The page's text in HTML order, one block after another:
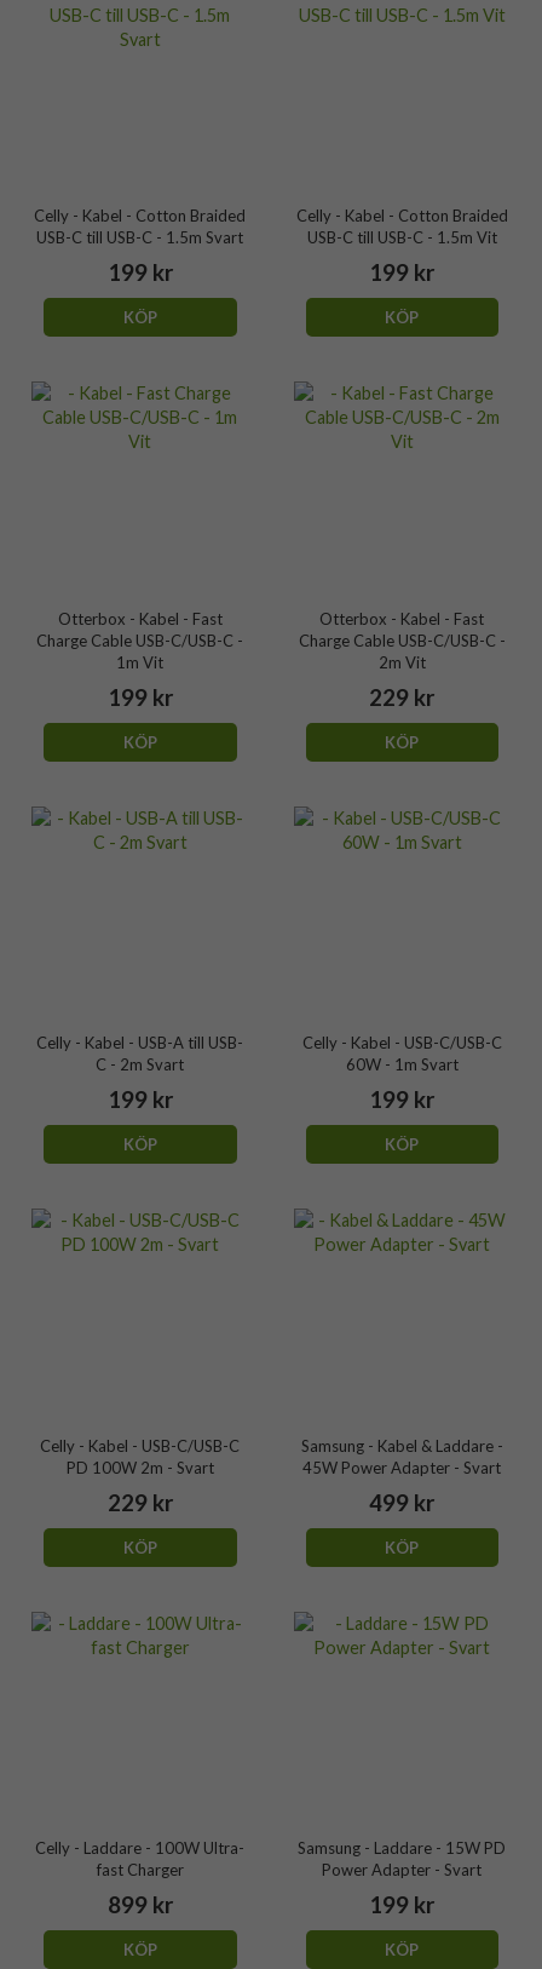
Celly - Kabel - Cotton Braided
USB-C till USB-C - 1.5m Svart
199 kr
KÖP
Celly - Kabel - Cotton Braided
USB-C till USB-C - 1.5m Vit
199 kr
KÖP
Otterbox - Kabel - Fast
Charge Cable USB-C/USB-C -
1m Vit
199 kr
KÖP
Otterbox - Kabel - Fast
Charge Cable USB-C/USB-C -
2m Vit
229 kr
KÖP
Celly - Kabel - USB-A till USB-
C - 2m Svart
199 kr
KÖP
Celly - Kabel - USB-C/USB-C
60W - 1m Svart
199 kr
KÖP
Celly - Kabel - USB-C/USB-C
PD 100W 2m - Svart
229 kr
KÖP
Samsung - Kabel & Laddare -
45W Power Adapter - Svart
499 kr
KÖP
Celly - Laddare - 100W Ultra-
fast Charger
899 kr
KÖP
Samsung - Laddare - 15W PD
Power Adapter - Svart
199 kr
KÖP